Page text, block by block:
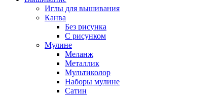
Иглы для вышивания
Канва
Без рисунка
С рисунком
Мулине
Меланж
Металлик
Мультиколор
Наборы мулине
Сатин